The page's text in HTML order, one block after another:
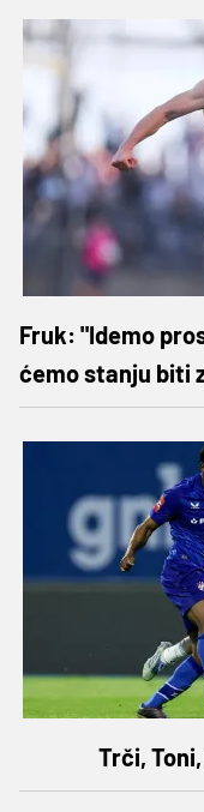
Fruk: "Idemo
ćemo stanju biti
Trči,